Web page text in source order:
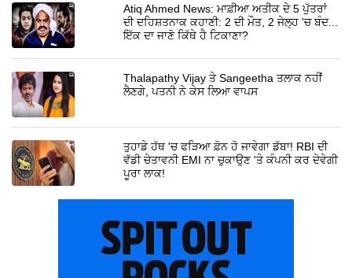
Atiq Ahmed News: ਮਾਫ਼ੀਆ ਅਤੀਕ ਦੇ 5 ਪੁੱਤਰਾਂ
ਦੀ ਦਹਿਸ਼ਤਨਾਕ ਕਹਾਣੀ: 2 ਦੀ ਮੌਤ, 2 ਜੇਲ੍ਹ 'ਚ ਬੰਦ...
ਇੱਕ ਦਾ ਜਾਣੋ ਕਿੱਥੇ ਹੈ ਟਿਕਾਣਾ?
Thalapathy Vijay ਤੇ Sangeetha ਤਲਾਕ ਨਹੀਂ
ਲੈਣਗੇ, ਪਤਨੀ ਨੇ ਕੇਸ ਲਿਆ ਵਾਪਸ
ਤੁਹਾਡੇ ਹੱਥ 'ਚ ਫੜਿਆ ਫ਼ੋਨ ਹੋ ਜਾਵੇਗਾ ਡੱਬਾ! RBI ਦੀ
ਵੱਡੀ ਚੇਤਾਵਨੀ EMI ਨਾ ਚੁਕਾਉਣ 'ਤੇ ਕੰਪਨੀ ਕਰ ਦੇਵੇਗੀ
ਪੂਰਾ ਲਾਕ!